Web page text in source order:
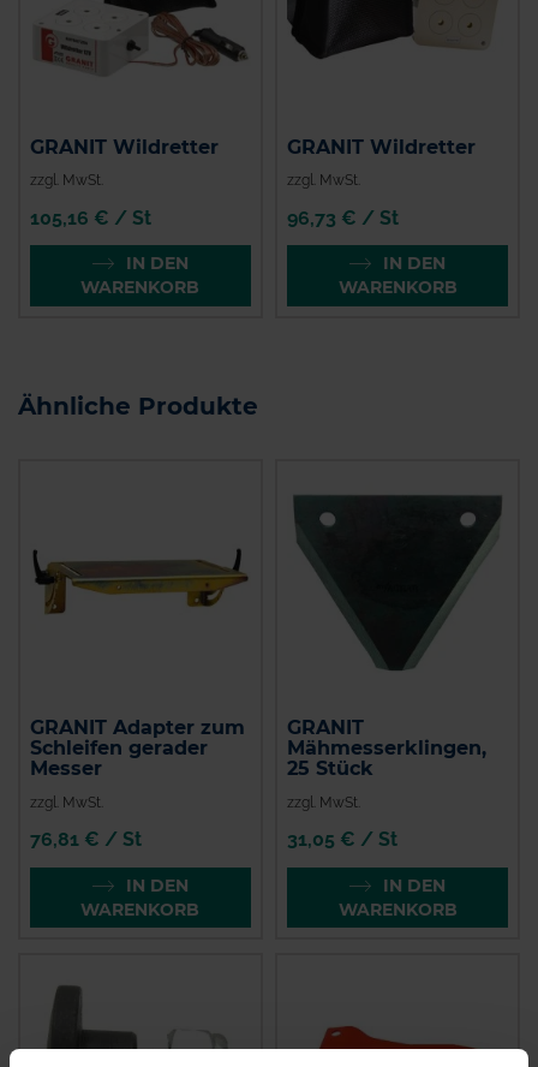
GRANIT Wildretter
zzgl. MwSt.
105,16 € / St
IN DEN
WARENKORB
GRANIT Wildretter
zzgl. MwSt.
96,73 € / St
IN DEN
WARENKORB
Ähnliche Produkte
GRANIT Adapter zum
Schleifen gerader
Messer
zzgl. MwSt.
76,81 € / St
IN DEN
WARENKORB
GRANIT
Mähmesserklingen,
25 Stück
zzgl. MwSt.
31,05 € / St
IN DEN
WARENKORB